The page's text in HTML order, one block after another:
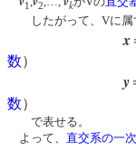
1 2 k
したがって、Vに属
x
数）
y
数）
で表せる。
よって、 直交系の一